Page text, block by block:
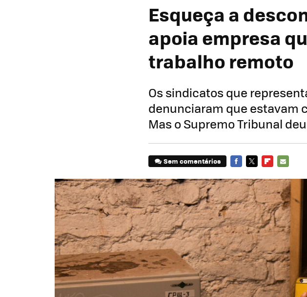
Esqueça a
apoia empresa
trabalho remoto
Os sindicatos que
denunciaram que estavam
Mas o Supremo Tribunal
Sem comentários
MAIL